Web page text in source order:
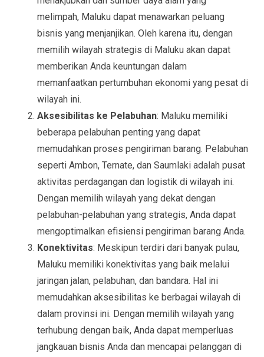
melimpah, Maluku dapat menawarkan peluang
bisnis yang menjanjikan. Oleh karena itu, dengan
memilih wilayah strategis di Maluku akan dapat
memberikan Anda keuntungan dalam
memanfaatkan pertumbuhan ekonomi yang pesat di
wilayah ini.
Aksesibilitas ke Pelabuhan: Maluku memiliki
beberapa pelabuhan penting yang dapat
memudahkan proses pengiriman barang. Pelabuhan
seperti Ambon, Ternate, dan Saumlaki adalah pusat
aktivitas perdagangan dan logistik di wilayah ini.
Dengan memilih wilayah yang dekat dengan
pelabuhan-pelabuhan yang strategis, Anda dapat
mengoptimalkan efisiensi pengiriman barang Anda.
Konektivitas: Meskipun terdiri dari banyak pulau,
Maluku memiliki konektivitas yang baik melalui
jaringan jalan, pelabuhan, dan bandara. Hal ini
memudahkan aksesibilitas ke berbagai wilayah di
dalam provinsi ini. Dengan memilih wilayah yang
terhubung dengan baik, Anda dapat memperluas
jangkauan bisnis Anda dan mencapai pelanggan di